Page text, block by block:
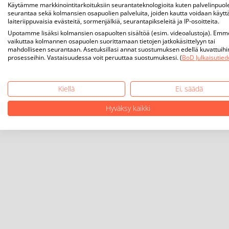
Käytämme markkinointitarkoituksiin seurantateknologioita kuten
seurantaa sekä kolmansien osapuolien palveluita, joiden kautta voidaan
laiteriippuvaisia evästeitä, sormenjälkiä, seurantapikseleitä ja IP-osoitteita.
Upotamme lisäksi kolmansien osapuolten sisältöä (esim. videoalustoja).
vaikuttaa kolmannen osapuolen suorittamaan tietojen jatkokäsittelyyn tai
mahdolliseen seurantaan. Asetuksillasi annat suostumuksen edellä
prosesseihin. Vastaisuudessa voit peruuttaa suostumuksesi. (BoD
Kiellä
Ei, säädä
Hyväksy kaikki